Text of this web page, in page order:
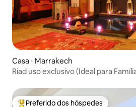
Casa ⋅ Marrakech
Riad uso exclusivo (Ideal para
Preferido dos hóspedes